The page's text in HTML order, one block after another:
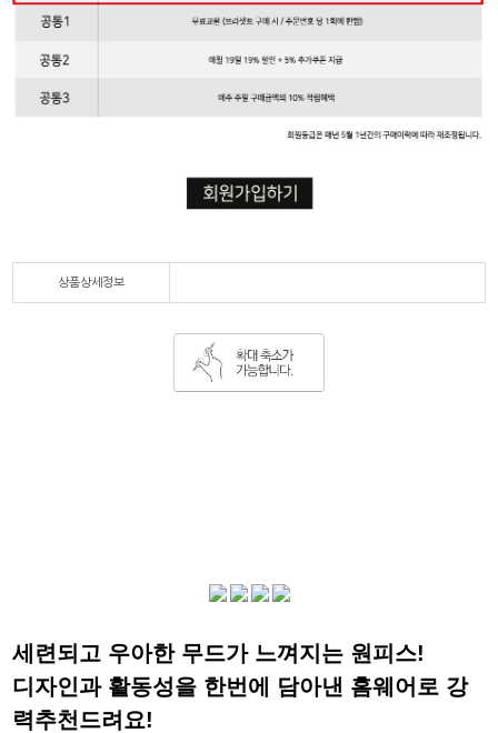
상품상세정보
세련되고 우아한 무드가 느껴지는 원피스!
디자인과 활동성을 한번에 담아낸 홈웨어로 강
력추천드려요!